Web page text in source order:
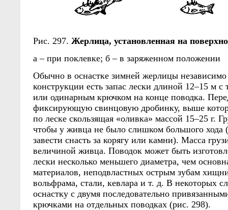
Рис. 297. Жерлица, установленная на
а – при поклевке; б – в заряженном положении
Обычно в оснастке зимней жерлицы
конструкции есть запас лески длиной 12–15 м
или одинарным крючком на конце поводка.
фиксирующую свинцовую дробинку, выше
по леске скользящая «оливка» массой 15–25 г.
чтобы у живца не было слишком большого хода
завести снасть за корягу или камни). Масса
величиной живца. Поводок может быть
лески несколько меньшего диаметра, чем
материалов, неподвластных острым зубам
вольфрама, стали, кевлара и т. д. В некоторых
оснастку с двумя последовательно
крючками на отдельных поводках (рис. 298).